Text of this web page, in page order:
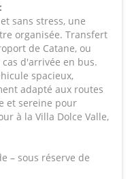
sans stress, une
organisée. Transfert
de Catane, ou
d'arrivée en bus.
spacieux,
adapté aux routes
et sereine pour
à la Villa Dolce Valle,
– sous réserve de